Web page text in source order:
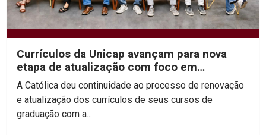
Currículos da Unicap avançam para nova
etapa de atualização com foco em
competências e habilidades
A Católica deu continuidade ao processo de renovação
e atualização dos currículos de seus cursos de
graduação com a...